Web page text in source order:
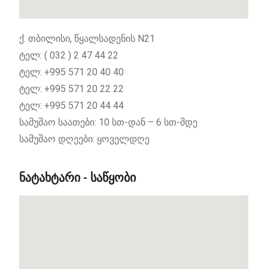
ქ. თბილისი, წყალსადენის N21
ტელ: ( 032 ) 2 47 44 22
ტელ: +995 571 20 40 40
ტელ: +995 571 20 22 22
ტელ: +995 571 20 44 44
სამუშაო საათები: 10 სთ-დან – 6 სთ-მდე
სამუშაო დღეები: ყოველდღე
ᲜᲐᲢᲐᲮᲢᲐᲠᲘ - ᲡᲐᲬᲧᲝᲑᲘ